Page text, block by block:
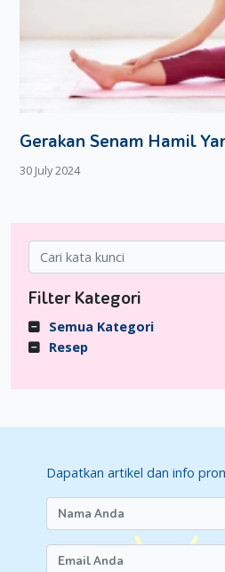
bisa diatasi
ulang untuk menghilangkan
Selain masalah ukuran rahim
asherman pun bisa
pendarahan berat, perforasi
lainnya. Kondisi ini umumnya
keguguran di usia kehamilan di
Terkait mitos masalah
Gynecology, menyebut jika
mengalami keguguran
menjalani kuret, berhasil hamil
Gerakan Senam Hamil
30 July 2024
Filter Kategori
Semua Kategori
Resep
Dapatkan artikel dan info